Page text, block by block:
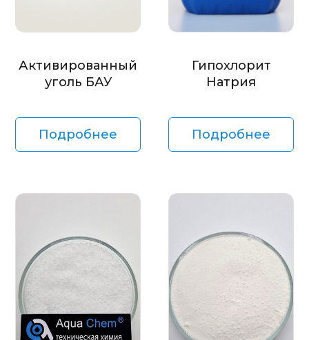
Активированный
уголь БАУ
Подробнее
Гипохлорит
Натрия
Подробнее